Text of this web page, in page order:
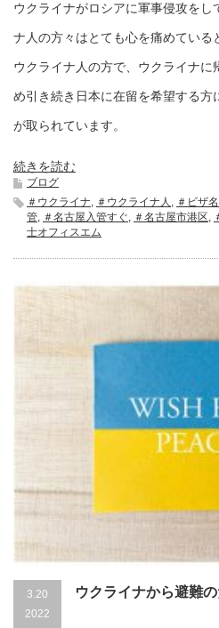
ウクライナがロシアに軍事侵攻をし
ナ人の方々はとても心を痛めている
ウクライナ人の方で、ウクライナに
め引き続き日本に在留を希望する方
が取られています。
続きを読む
ブログ
＃ウクライナ, ＃ウクライナ人 , ＃ビザ
管, ＃名古屋入管すぐ, ＃名古屋市港区,
士オフィスエム
3.20
2022
ウクライナから避難